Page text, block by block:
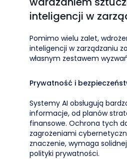
inteligencji w
Pomimo wielu zalet,
inteligencji w zarządzaniu
własnym zestawem
Prywatność i
Systemy AI obsługują
informacje, od planów
finansowe. Ochrona tych
zagrożeniami
znaczenie, wymaga
polityki prywatności.